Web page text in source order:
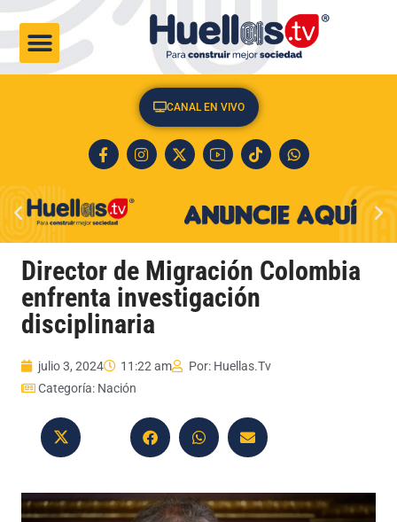
CANAL EN VIVO
Director de Migración Colombia
enfrenta investigación
disciplinaria
julio 3, 2024 11:22 am Por: Huellas.Tv
Categoría: Nación